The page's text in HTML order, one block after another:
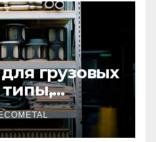
грузовых
типы,
и критерии